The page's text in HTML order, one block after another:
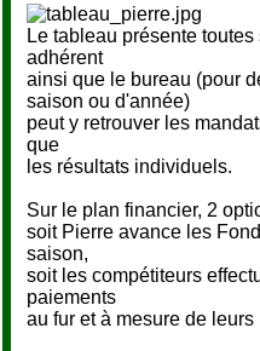
Le tableau présente
adhérent
ainsi que le bureau (pour
saison ou d'année)
peut y retrouver les
que
les résultats individuels.
Sur le plan financier, 2
soit Pierre avance les
saison,
soit les compétiteurs
paiements
au fur et à mesure de leurs